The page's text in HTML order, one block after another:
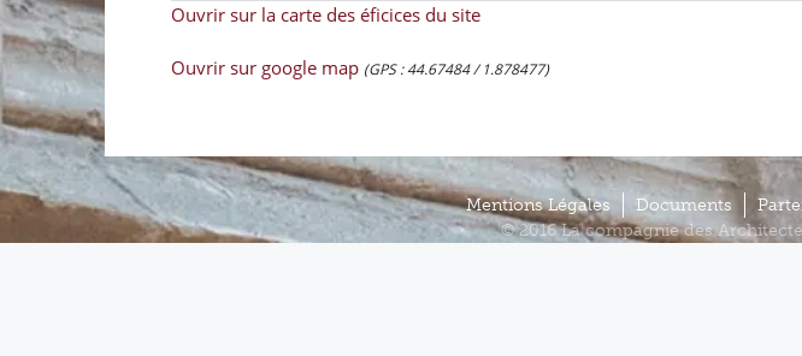
Ouvrir sur la carte des éficices du site
Ouvrir sur google map (GPS : 44.67484 / 1.878477)
Mentions Légales Documents
© 2016 La compagnie des